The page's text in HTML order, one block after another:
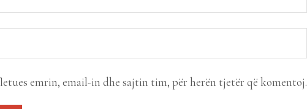
emrin, email-in dhe sajtin tim, për herën tjetër që komentoj.